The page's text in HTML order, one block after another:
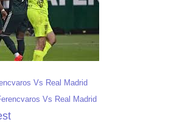
Vs Real Madrid
Vs Real Madrid